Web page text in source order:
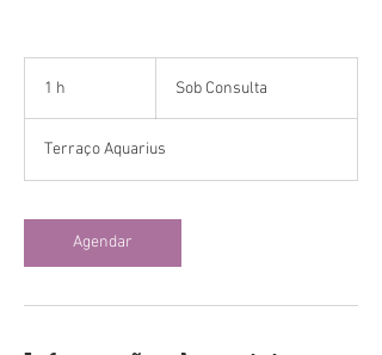
1 h Sob Consulta
Terraço Aquarius
Agendar